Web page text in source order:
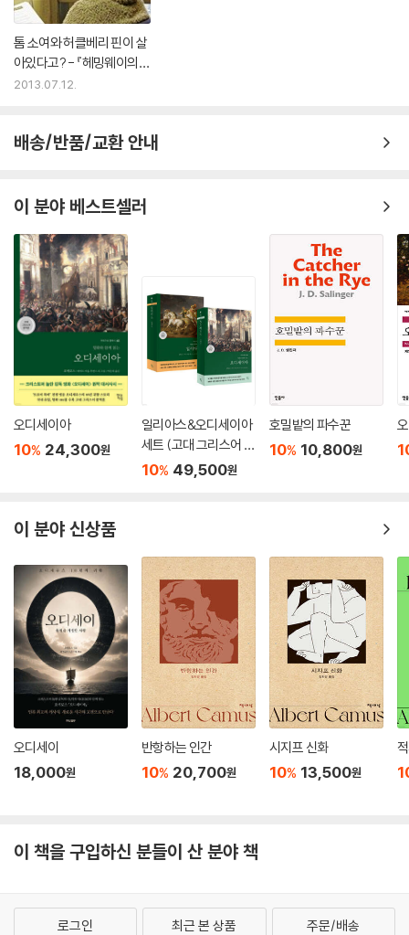
톰 소여와 허클베리 핀이 살
아있다고? - 『헤밍웨이의
집에는 고양이가 산다』
2013.07.12.
배송/반품/교환 안내
이 분야 베스트셀러
오디세이아
10% 24,300원
일리아스&오디세이아
세트 (고대 그리스어 완
역본)
10% 49,500원
호밀밭의 파수꾼
10% 10,800원
이 분야 신상품
오디세이
18,000원
반항하는 인간
10% 20,700원
시지프 신화
10% 13,500원
이 책을 구입하신 분들이 산 분야 책
로그인 최근 본 상품 주문/배송